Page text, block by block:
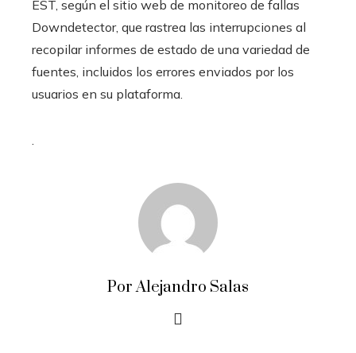
EST, según el sitio web de monitoreo de fallas
Downdetector, que rastrea las interrupciones al
recopilar informes de estado de una variedad de
fuentes, incluidos los errores enviados por los
usuarios en su plataforma.
.
Por Alejandro Salas